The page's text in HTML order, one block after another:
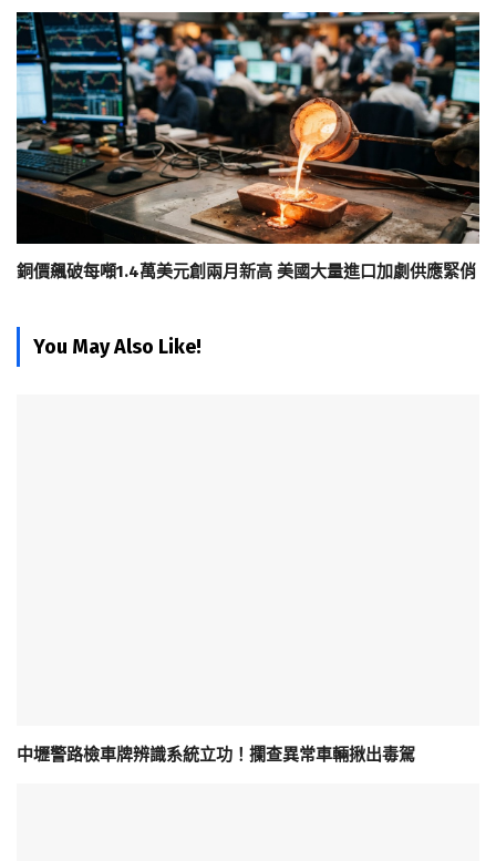
銅價飆破每噸1.4萬美元創兩月新高 美國大量進口加劇供應緊俏
You May Also Like!
中壢警路檢車牌辨識系統立功！攔查異常車輛揪出毒駕